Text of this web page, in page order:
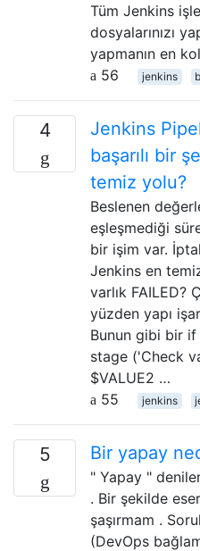
Tüm Jenkins
dosyalarınızı
yapmanın en
56
jenkins
4
Jenkins
başarılı bir
temiz yolu?
Beslenen
eşleşmediği
bir işim var.
Jenkins en
varlık FAILED?
yüzden yapı
Bunun gibi bir if
stage ('Check
$VALUE2 …
55
jenkins
5 Bir yapay
" Yapay "
. Bir şekilde
şaşırmam .
(DevOps